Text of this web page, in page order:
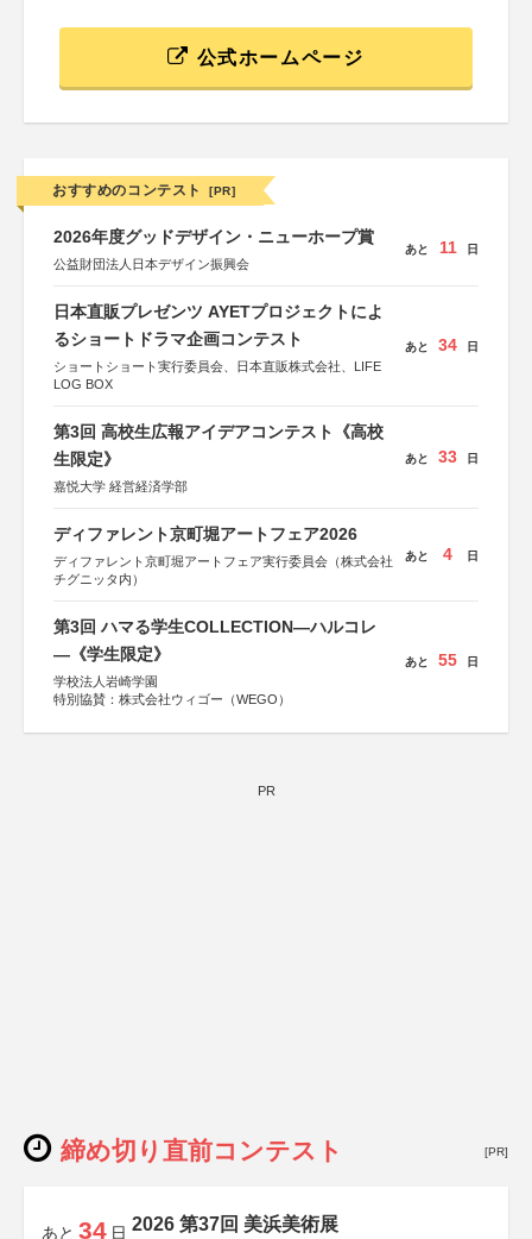
公式ホームページ
おすすめのコンテスト [PR]
2026年度グッドデザイン・ニューホープ賞
公益財団法人日本デザイン振興会
あと 11 日
日本直販プレゼンツ AYETプロジェクトによ
るショートドラマ企画コンテスト
ショートショート実行委員会、日本直販株式会社、LIFE
LOG BOX
あと 34 日
第3回 高校生広報アイデアコンテスト《高校
生限定》
嘉悦大学 経営経済学部
あと 33 日
ディファレント京町堀アートフェア2026
ディファレント京町堀アートフェア実行委員会（株式会社
チグニッタ内）
あと 4 日
第3回 ハマる学生COLLECTION―ハルコレ
―《学生限定》
学校法人岩崎学園
特別協賛：株式会社ウィゴー（WEGO）
あと 55 日
PR
締め切り直前コンテスト [PR]
あと 34 日 2026 第37回 美浜美術展